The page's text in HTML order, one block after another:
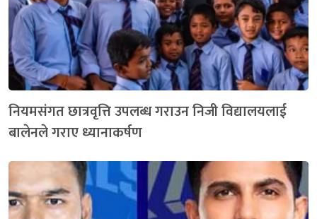
नियमसंगत छात्रवृत्ति उपलब्ध गराउन निजी विद्यालयलाई
बालेनले गराए ध्यानाकर्षण